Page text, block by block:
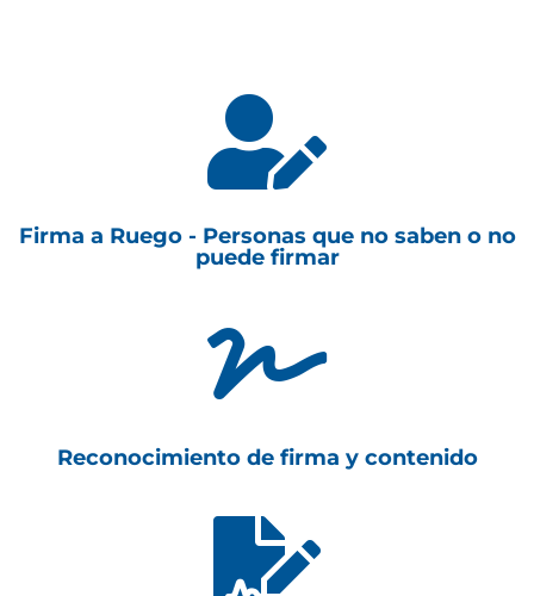

Firma a Ruego - Personas que no saben o no
puede firmar

Reconocimiento de firma y contenido
